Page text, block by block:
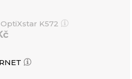
K572